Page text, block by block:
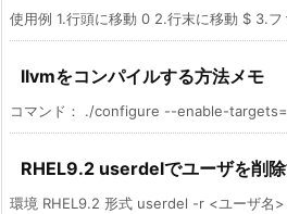
使用例 1.行頭に移動 0 2.行末に移動 $ 3.
llvmをコンパイルする方法メモ
コマンド： ./configure --enable-
RHEL9.2 userdelでユーザを削
環境 RHEL9.2 形式 userdel -r <ユーザ名